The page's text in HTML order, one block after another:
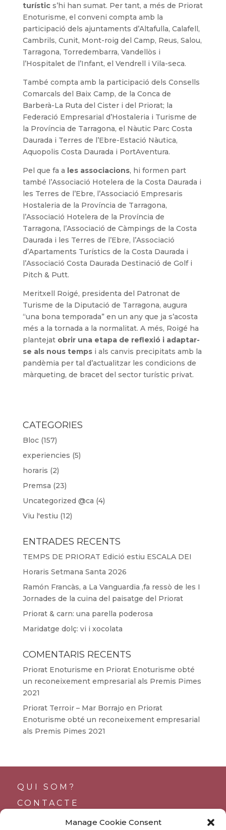
Manage Cookie Consent
turístics’hi han sumat. Per tant, a més de Priorat
Enoturisme, el conveni compta amb la
participació dels ajuntaments d’Altafulla, Calafell,
Cambrils, Cunit, Mont-roig del Camp, Reus, Salou,
Tarragona, Torredembarra, Vandellòs i
l’Hospitalet de l’Infant, el Vendrell i Vila-seca.
També compta amb la participació dels Consells
Comarcals del Baix Camp, de la Conca de
Barberà-La Ruta del Cister i del Priorat; la
Federació Empresarial d’Hostaleria i Turisme de
la Província de Tarragona, el Nàutic Parc Costa
Daurada i Terres de l’Ebre-Estació Nàutica,
Aquopolis Costa Daurada i PortAventura.
Pel que fa a les associacions, hi formen part
també l’Associació Hotelera de la Costa Daurada i
les Terres de l’Ebre, l’Associació Empresaris
Hostaleria de la Província de Tarragona,
l’Associació Hotelera de la Província de
Tarragona, l’Associació de Càmpings de la Costa
Daurada i les Terres de l’Ebre, l’Associació
d’Apartaments Turístics de la Costa Daurada i
l’Associació Costa Daurada Destinació de Golf i
Pitch & Putt.
Meritxell Roigé, presidenta del Patronat de
Turisme de la Diputació de Tarragona, augura
“una bona temporada” en un any que ja s’acosta
més a la tornada a la normalitat. A més, Roigé ha
plantejat obrir una etapa de reflexió i adaptar-
se als nous tempsi als canvis precipitats amb la
pandèmia per tal d’actualitzar les condicions de
màrqueting, de bracet del sector turístic privat.
CATEGORIES
Bloc(157)
experiencies (5)
horaris (2)
Premsa (23)
Uncategorized @ca (4)
Viu l'estiu (12)
ENTRADES RECENTS
TEMPS DE PRIORAT Edició estiu ESCALA DEI
Horaris Setmana Santa 2026
Ramón Francàs, a La Vanguardia ,fa ressò de les I
Jornades de la cuina del paisatge del Priorat
Priorat & carn: una parella poderosa
Maridatge dolç: vi i xocolata
COMENTARIS RECENTS
Priorat Enoturisme en Priorat Enoturisme obté
un reconeixement empresarial als Premis Pimes
2021
Priorat Terroir – Mar Borrajo en Priorat
Enoturisme obté un reconeixement empresarial
als Premis Pimes 2021
QUI SOM?
CONTACTE
SUPORTS